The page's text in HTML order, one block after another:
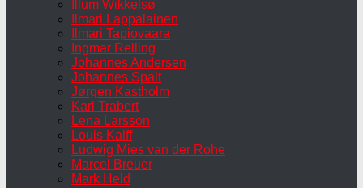
Illum Wikkelsø
Ilmari Lappalainen
Ilmari Tapiovaara
Ingmar Relling
Johannes Andersen
Johannes Spalt
Jørgen Kastholm
Karl Trabert
Lena Larsson
Louis Kalff
Ludwig Mies van der Rohe
Marcel Breuer
Mark Held